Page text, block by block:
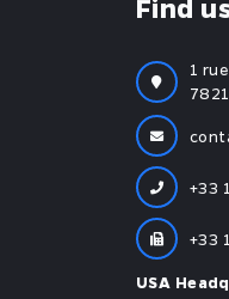
Find
1
+33
+33
USA